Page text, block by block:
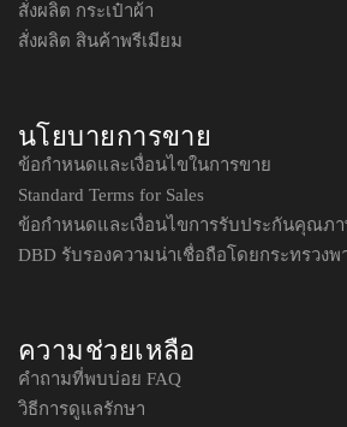
สั่งผลิต กระเป๋าผ้า
สั่งผลิต สินค้าพรีเมียม
นโยบายการขาย
ข้อกำหนดและเงื่อนไขในการขาย
Standard Terms for Sales
ข้อกำหนดและเงื่อนไขการรับประกันคุณภ
DBD รับรองความน่าเชื่อถือโดยกระทรวง
ความช่วยเหลือ
คำถามที่พบบ่อย FAQ
วิธีการดูแลรักษา